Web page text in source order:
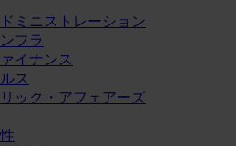
ミニストレーション
フラ
イナンス
ス
ック・アフェアーズ